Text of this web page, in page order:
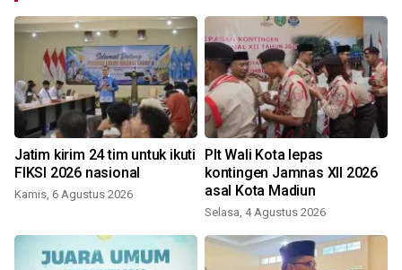
Jatim kirim 24 tim untuk ikuti
FIKSI 2026 nasional
Kamis, 6 Agustus 2026
Plt Wali Kota lepas
kontingen Jamnas XII 2026
asal Kota Madiun
Selasa, 4 Agustus 2026